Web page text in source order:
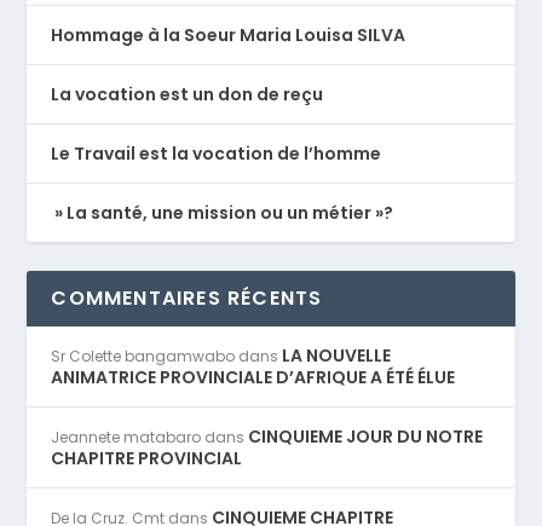
Hommage à la Soeur Maria Louisa SILVA
La vocation est un don de reçu
Le Travail est la vocation de l’homme
» La santé, une mission ou un métier »?
COMMENTAIRES RÉCENTS
Sr Colette bangamwabo dans LA NOUVELLE
ANIMATRICE PROVINCIALE D’AFRIQUE A ÉTÉ ÉLUE
Jeannete matabaro dans CINQUIEME JOUR DU NOTRE
CHAPITRE PROVINCIAL
De la Cruz. Cmt dans CINQUIEME CHAPITRE